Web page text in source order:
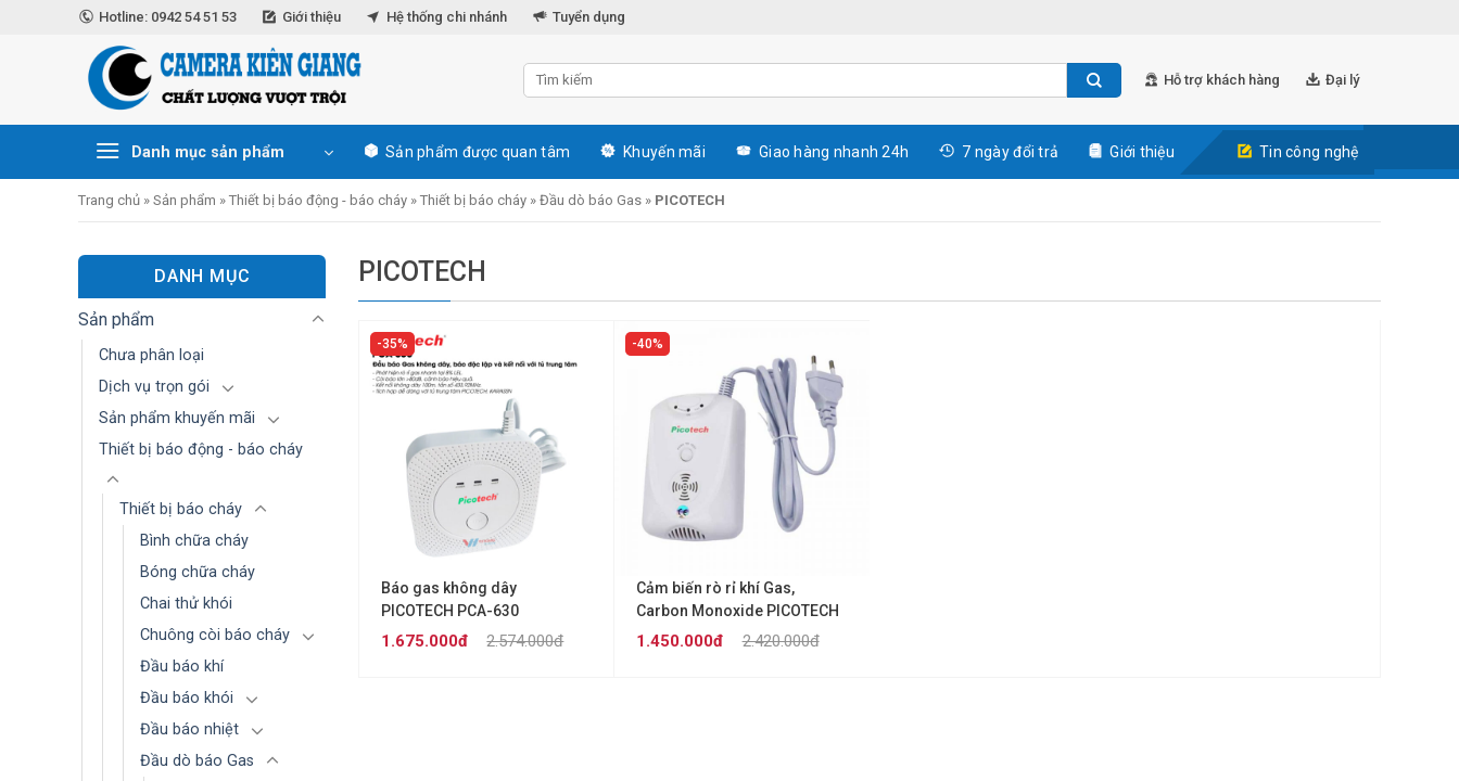
Hotline: 0942 54 51 53 Giới thiệu Hệ thống chi nhánh Tuyển dụng
Hỗ trợ khách hàng Đại lý
Danh mục sản phẩm Sản phẩm được quan tâm Khuyến mãi Giao hàng nhanh 24h 7 ngày đổi trả Giới thiệu Tin công nghệ
Trang chủ » Sản phẩm » Thiết bị báo động - báo cháy » Thiết bị báo cháy » Đầu dò báo Gas » PICOTECH
DANH MỤC
Sản phẩm
Chưa phân loại
Dịch vụ trọn gói
Sản phẩm khuyến mãi
Thiết bị báo động - báo cháy
Thiết bị báo cháy
Bình chữa cháy
Bóng chữa cháy
Chai thử khói
Chuông còi báo cháy
Đầu báo khí
Đầu báo khói
Đầu báo nhiệt
Đầu dò báo Gas
PICOTECH
35%
Báo gas không dây
PICOTECH PCA-630
2.574.000đ
1.675.000đ
40%
Cảm biến rò rỉ khí Gas,
Carbon Monoxide PICOTECH
PCA-712DS-AB2.420.000đ
1.450.000đ